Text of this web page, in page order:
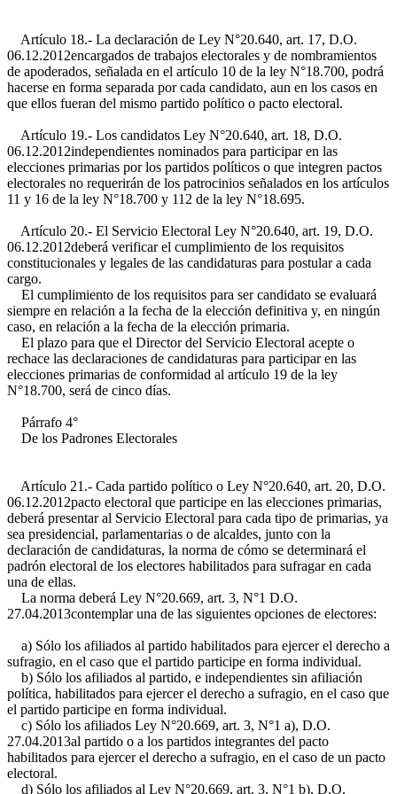
Artículo 18.- La declaración de Ley N°20.640, art. 17, D.O.
06.12.2012encargados de trabajos electorales y de nombramientos
de apoderados, señalada en el artículo 10 de la ley N°18.700, podrá
hacerse en forma separada por cada candidato, aun en los casos en
que ellos fueran del mismo partido político o pacto electoral.
Artículo 19.- Los candidatos Ley N°20.640, art. 18, D.O.
06.12.2012independientes nominados para participar en las
elecciones primarias por los partidos políticos o que integren pactos
electorales no requerirán de los patrocinios señalados en los artículos
11 y 16 de la ley N°18.700 y 112 de la ley N°18.695.
Artículo 20.- El Servicio Electoral Ley N°20.640, art. 19, D.O.
06.12.2012deberá verificar el cumplimiento de los requisitos
constitucionales y legales de las candidaturas para postular a cada
cargo.
El cumplimiento de los requisitos para ser candidato se evaluará
siempre en relación a la fecha de la elección definitiva y, en ningún
caso, en relación a la fecha de la elección primaria.
El plazo para que el Director del Servicio Electoral acepte o
rechace las declaraciones de candidaturas para participar en las
elecciones primarias de conformidad al artículo 19 de la ley
N°18.700, será de cinco días.
Párrafo 4°
De los Padrones Electorales
Artículo 21.- Cada partido político o Ley N°20.640, art. 20, D.O.
06.12.2012pacto electoral que participe en las elecciones primarias,
deberá presentar al Servicio Electoral para cada tipo de primarias, ya
sea presidencial, parlamentarias o de alcaldes, junto con la
declaración de candidaturas, la norma de cómo se determinará el
padrón electoral de los electores habilitados para sufragar en cada
una de ellas.
La norma deberá Ley N°20.669, art. 3, N°1 D.O.
27.04.2013contemplar una de las siguientes opciones de electores:
a) Sólo los afiliados al partido habilitados para ejercer el derecho a
sufragio, en el caso que el partido participe en forma individual.
b) Sólo los afiliados al partido, e independientes sin afiliación
política, habilitados para ejercer el derecho a sufragio, en el caso que
el partido participe en forma individual.
c) Sólo los afiliados Ley N°20.669, art. 3, N°1 a), D.O.
27.04.2013al partido o a los partidos integrantes del pacto
habilitados para ejercer el derecho a sufragio, en el caso de un pacto
electoral.
d) Sólo los afiliados al Ley N°20.669, art. 3, N°1 b), D.O.